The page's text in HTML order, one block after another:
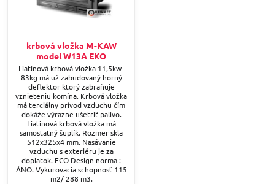
krbová vložka M-KAW
model W13A EKO
Liatinová krbová vložka 11,5kw-
83kg má už zabudovaný horný
deflektor ktorý zabraňuje
vznieteniu komína. Krbová vložka
má terciálny prívod vzduchu čím
dokáže výrazne ušetriť palivo.
Liatinová krbová vložka má
samostatný šuplík. Rozmer skla
512x325x4 mm. Nasávanie
vzduchu s exteriéru je za
doplatok. ECO Design norma :
ÁNO. Vykurovacia schopnosť 115
m2/ 288 m3.